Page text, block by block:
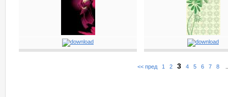
<< пред 1 2 3 4 5 6 7 8